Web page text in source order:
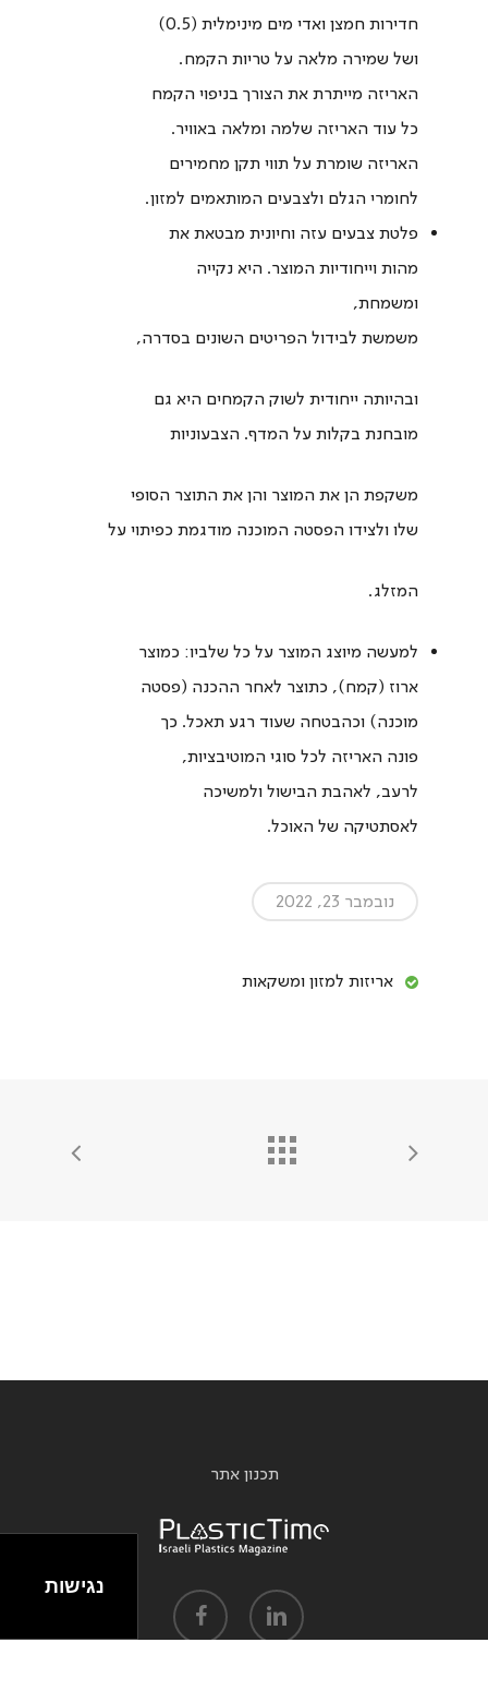
חדירות חמצן ואדי מים מינימלית (0.5)
ושל שמירה מלאה על טריות הקמח.
האריזה מייתרת את הצורך בניפוי הקמח
כל עוד האריזה שלמה ומלאה באוויר.
האריזה שומרת על תווי תקן מחמירים
לחומרי הגלם ולצבעים המותאמים למזון.
פלטת צבעים עזה וחיונית מבטאת את
מהות וייחודיות המוצר. היא נקייה
ומשמחת,
משמשת לבידול הפריטים השונים בסדרה,
ובהיותה ייחודית לשוק הקמחים היא גם
מובחנת בקלות על המדף. הצבעוניות
משקפת הן את המוצר והן את התוצר הסופי
שלו ולצידו הפסטה המוכנה מודגמת כפיתוי על
המזלג.
למעשה מיוצג המוצר על כל שלביו: כמוצר
ארוז (קמח), כתוצר לאחר ההכנה (פסטה
מוכנה) וכהבטחה שעוד רגע תאכל. כך
פונה האריזה לכל סוגי המוטיבציות,
לרעב, לאהבת הבישול ולמשיכה
לאסתטיקה של האוכל.
נובמבר 23, 2022
אריזות למזון ומשקאות
תכנון אתר
facebook linkedin
נגישות